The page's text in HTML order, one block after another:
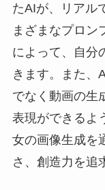
たAIが、リアル
まざまなプロン
によって、自分
きます。また、
でなく動画の生
表現ができるよ
女の画像生成を
さ、創造力を追